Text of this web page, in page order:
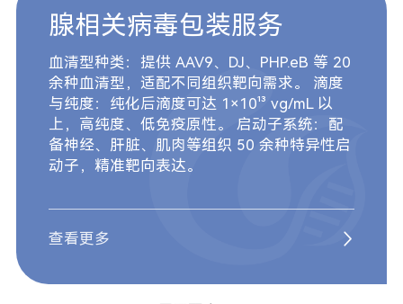
腺相关病毒包装服务
血清型种类：提供 AAV9、DJ、PHP.eB 等 20
余种血清型，适配不同组织靶向需求。 滴度
与纯度：纯化后滴度可达 1×10¹³ vg/mL 以
上，高纯度、低免疫原性。 启动子系统：配
备神经、肝脏、肌肉等组织 50 余种特异性启
动子，精准靶向表达。
查看更多